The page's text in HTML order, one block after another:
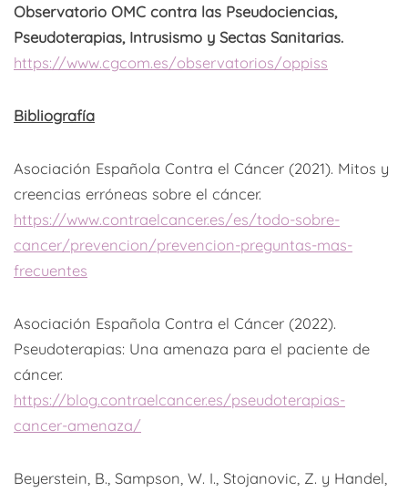
Observatorio OMC contra las Pseudociencias,
Pseudoterapias, Intrusismo y Sectas Sanitarias.
https://www.cgcom.es/observatorios/oppiss
Bibliografía
Asociación Española Contra el Cáncer (2021). Mitos y
creencias erróneas sobre el cáncer.
https://www.contraelcancer.es/es/todo-sobre-
cancer/prevencion/prevencion-preguntas-mas-
frecuentes
Asociación Española Contra el Cáncer (2022).
Pseudoterapias: Una amenaza para el paciente de
cáncer.
https://blog.contraelcancer.es/pseudoterapias-
cancer-amenaza/
Beyerstein, B., Sampson, W. I., Stojanovic, Z. y Handel,